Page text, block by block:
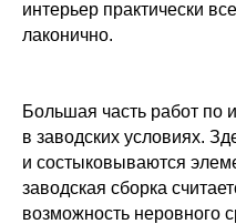
интерьер практически
лаконично.
Большая часть работ по
в заводских условиях.
и состыковываются
заводская сборка
возможность неровного